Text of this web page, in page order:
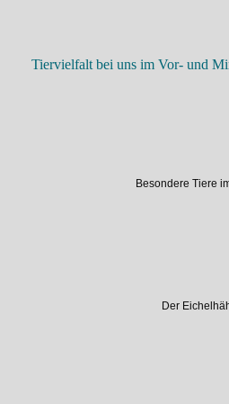
Tiervielfalt bei uns im Vor- und
Besondere Tiere
Der